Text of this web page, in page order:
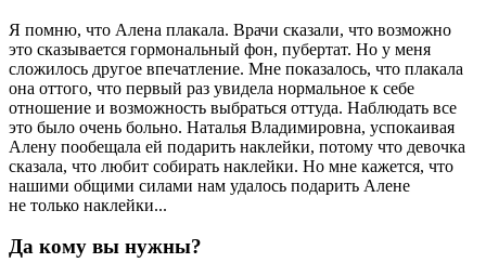
Я помню, что Алена плакала. Врачи сказали, что возможно
это сказывается гормональный фон, пубертат. Но у меня
сложилось другое впечатление. Мне показалось, что плакала
она оттого, что первый раз увидела нормальное к себе
отношение и возможность выбраться оттуда. Наблюдать все
это было очень больно. Наталья Владимировна, успокаивая
Алену пообещала ей подарить наклейки, потому что девочка
сказала, что любит собирать наклейки. Но мне кажется, что
нашими общими силами нам удалось подарить Алене
не только наклейки...
Да кому вы нужны?